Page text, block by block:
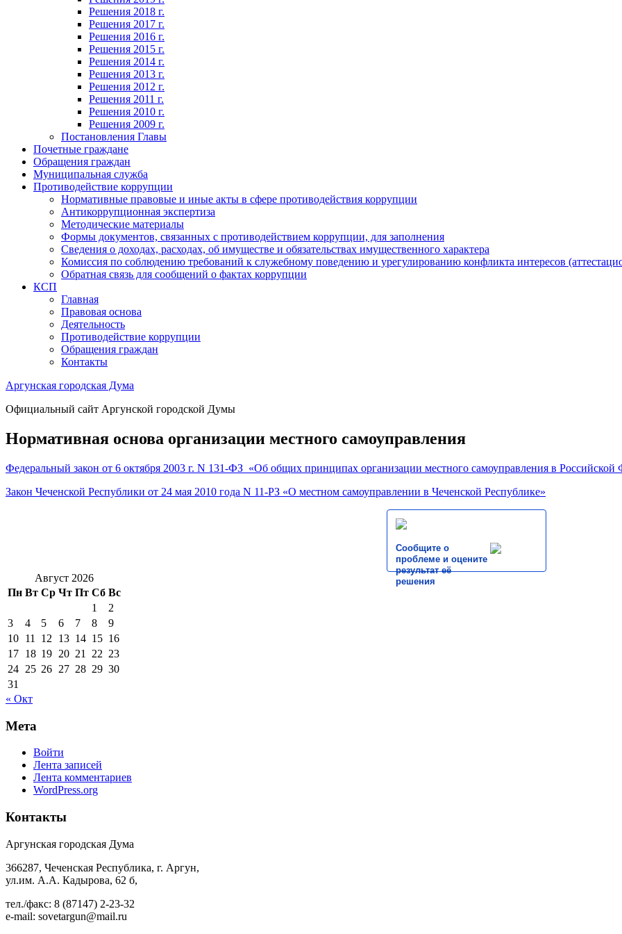
Решения 2018 г.
Решения 2017 г.
Решения 2016 г.
Решения 2015 г.
Решения 2014 г.
Решения 2013 г.
Решения 2012 г.
Решения 2011 г.
Решения 2010 г.
Решения 2009 г.
Постановления Главы
Почетные граждане
Обращения граждан
Муниципальная служба
Противодействие коррупции
Нормативные правовые и иные акты в сфере противодействия коррупции
Антикоррупционная экспертиза
Методические материалы
Формы документов, связанных с противодействием коррупции, для заполнения
Сведения о доходах, расходах, об имуществе и обязательствах имущественного характера
Комиссия по соблюдению требований к служебному поведению и урегулированию конфликта интересов
Обратная связь для сообщений о фактах коррупции
КСП
Главная
Правовая основа
Деятельность
Противодействие коррупции
Обращения граждан
Контакты
Аргунская городская Дума
Официальный сайт Аргунской городской Думы
Нормативная основа организации местного самоуправления
Федеральный закон от 6 октября 2003 г. N 131-ФЗ «Об общих принципах организации местного самоуправления в Российской
Закон Чеченской Республики от 24 мая 2010 года N 11-РЗ «О местном самоуправлении в Чеченской Республике»
Сообщите о
проблеме и оцените
результат её
решения
Август 2026
Пн Вт Ср Чт Пт Сб Вс
1
2
3
4 5 6 7 8
9
10 11 12 13 14 15 16
17 18 19 20 21 22 23
24 25 26 27 28 29 30
31
« Окт
Мета
Войти
Лента записей
Лента комментариев
WordPress.org
Контакты
Аргунская городская Дума
366287, Чеченская Республика, г. Аргун,
ул.им. А.А. Кадырова, 62 б,
тел./факс: 8 (87147) 2-23-32
e-mail: sovetargun@mail.ru